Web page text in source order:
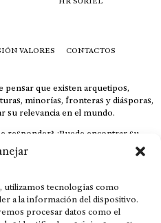
utilizamos tecnologías como
a la información del dispositivo.
procesar datos como el
VALORES CONTACTOS
pensar que existen arquetipos,
minorías, fronteras y diásporas,
su relevancia en el mundo.
responder? ¿Puede encontrar su
al receptor cuestionado espacio y
correctamente? De no ser así, el que
exclusivamente a la sangre; seres
vivir suelen pesar más que los
de estas dos versiones de seres